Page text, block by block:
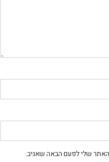
שלי לפעם הבאה שאגיב.